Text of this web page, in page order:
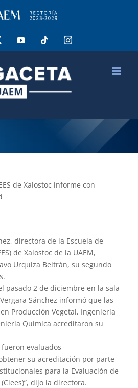
YouTube Tiktok Instagram
de Xalostoc informe con
directora de la Escuela de
de Xalostoc de la UAEM,
Urquiza Beltrán, su segundo
pasado 2 de diciembre en la sala
Sánchez informó que las
Producción Vegetal, Ingeniería
Química acreditaron su
evaluados
su acreditación por parte
para la Evaluación de
dijo la directora.